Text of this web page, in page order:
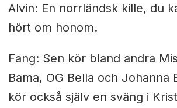
Alvin: En norrländsk kille, du
hört om honom.
Fang: Sen kör bland andra
Bama, OG Bella och Johanna
kör också själv en sväng i